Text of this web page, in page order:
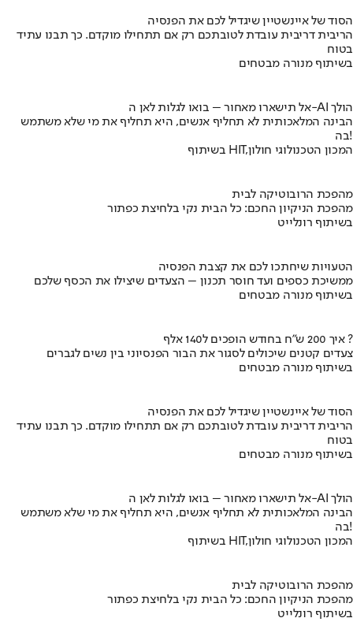
הסוד של איינשטיין שיגדיל לכם את הפנסיה
הריבית דריבית עובדת לטובתכם רק אם תתחילו מוקדם. כך תבנו עתיד
בטוח
בשיתוף מנורה מבטחים
אל תישארו מאחור – בואו לגלות לאן ה-AI הולך
הבינה המלאכותית לא תחליף אנשים, היא תחליף את מי שלא משתמש
בה!
בשיתוף HIT,המכון הטכנולוגי חולון
מהפכת הרובוטיקה לבית
מהפכת הניקיון החכם: כל הבית נקי בלחיצת כפתור
בשיתוף רונלייט
הטעויות שיחתכו לכם את קצבת הפנסיה
ממשיכת כספים ועד חוסר תכנון – הצעדים שיצילו את הכסף שלכם
בשיתוף מנורה מבטחים
איך 200 ש"ח בחודש הופכים ל140 אלף ?
צעדים קטנים שיכולים לסגור את הבור הפנסיוני בין נשים לגברים
בשיתוף מנורה מבטחים
הסוד של איינשטיין שיגדיל לכם את הפנסיה
הריבית דריבית עובדת לטובתכם רק אם תתחילו מוקדם. כך תבנו עתיד
בטוח
בשיתוף מנורה מבטחים
אל תישארו מאחור – בואו לגלות לאן ה-AI הולך
הבינה המלאכותית לא תחליף אנשים, היא תחליף את מי שלא משתמש
בה!
בשיתוף HIT,המכון הטכנולוגי חולון
מהפכת הרובוטיקה לבית
מהפכת הניקיון החכם: כל הבית נקי בלחיצת כפתור
בשיתוף רונלייט